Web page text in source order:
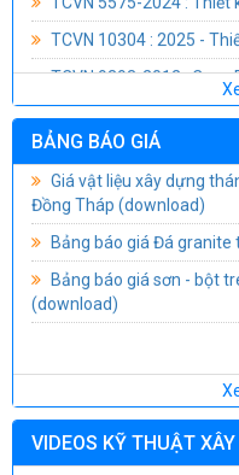
TCVN 10304 : 2025 -
TCVN 9393-2012 : Cọc
TCVN 9394-2012 : Đóng
(download)
TCVN 9395-2012 : Cọc
(download)
TCVN 3907-2011 :
(download)
TCVN 8793-2011 :
(download)
TCVN 4205-2012 :
chuẩn thiết kế
(download)
BẢNG BÁO GIÁ
Giá vật liệu xây dựng
Đồng Tháp(download)
Bảng báo giá Đá granite
Bảng báo giá sơn - bột
(download)
VIDEOS KỸ THUẬT